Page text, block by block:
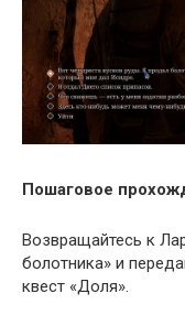
Пошаговое
Возвращайтесь к
болотника» и
квест «Доля».